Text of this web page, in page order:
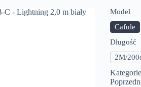
Model
Cafule
Długość
2M/